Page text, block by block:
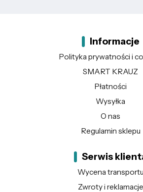
Informacje
Polityka prywatności i
SMART KRAUZ
Płatności
Wysyłka
O nas
Regulamin sklepu
Serwis
Wycena transportu
Zwroty i reklamacje